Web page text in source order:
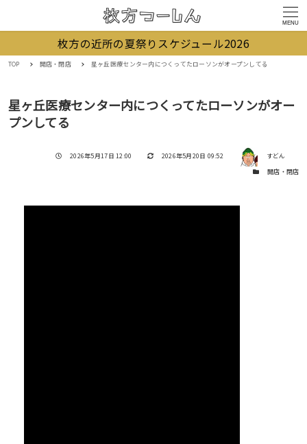
MENU
枚方の近所の夏祭りスケジュール2026
TOP 開店・閉店 星ヶ丘医療センター内につくってたローソンがオープンしてる
星ヶ丘医療センター内につくってたローソンがオー
プンしてる
投稿日
2026年5月17日 12:00 更新日
2026年5月20日 09:52 著者
すどん
カテゴリー開店・閉店